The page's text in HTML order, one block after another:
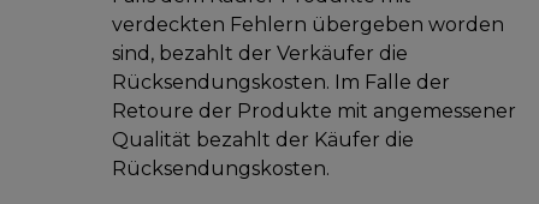
verdeckten Fehlern übergeben worden
sind, bezahlt der Verkäufer die
Rücksendungskosten. Im Falle der
Retoure der Produkte mit angemessener
Qualität bezahlt der Käufer die
Rücksendungskosten.